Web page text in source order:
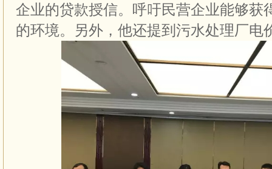
企业的贷款授信。呼吁民营企业能够获
的环境。另外，他还提到污水处理厂电